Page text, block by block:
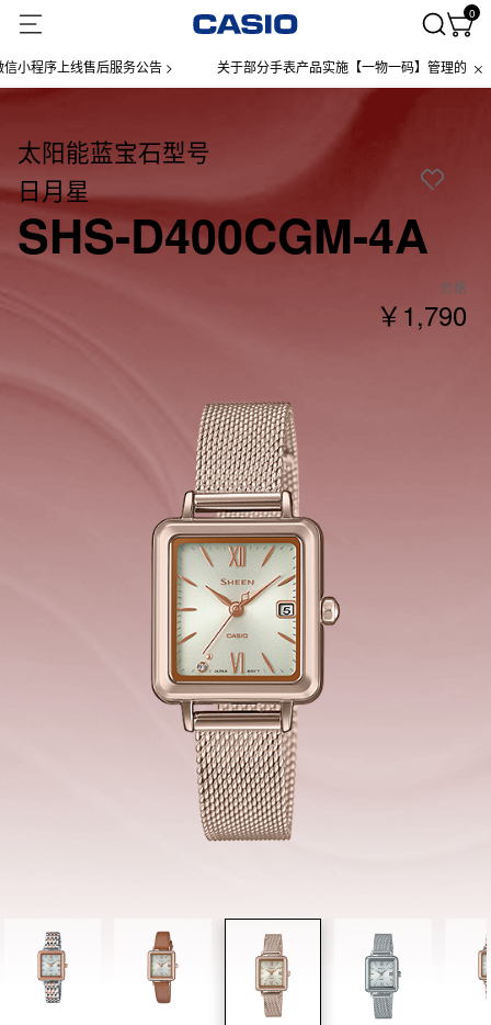
0
序上线售后服务公告 > 关于部分手表产品实施【一物一码】管理的公告 >
太阳能蓝宝石型号
日月星
SHS-D400CGM-4A
价格
￥1,790